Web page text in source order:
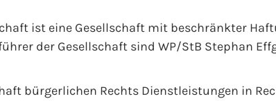
ist eine Gesellschaft mit beschränkter
der Gesellschaft sind WP/StB Stephan
bürgerlichen Rechts Dienstleistungen in